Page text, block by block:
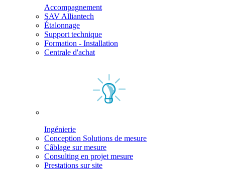
Accompagnement
SAV Alliantech
Étalonnage
Support technique
Formation - Installation
Centrale d'achat
Ingénierie
Conception Solutions de mesure
Câblage sur mesure
Consulting en projet mesure
Prestations sur site